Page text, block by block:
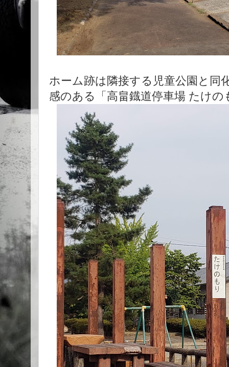
ホーム跡は隣接する児童公園と同
感のある「高畠鐡道停車場 たけ